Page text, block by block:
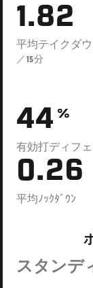
1.82
平均テイクダ
／15分
44 %
有効打ディフ
0.26
平均ﾉｯｸﾀﾞｳﾝ
スタンデ